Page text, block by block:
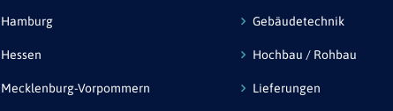
Hamburg
Hessen
Mecklenburg-Vorpommern
Gebäudetechnik
Hochbau / Rohbau
Lieferungen